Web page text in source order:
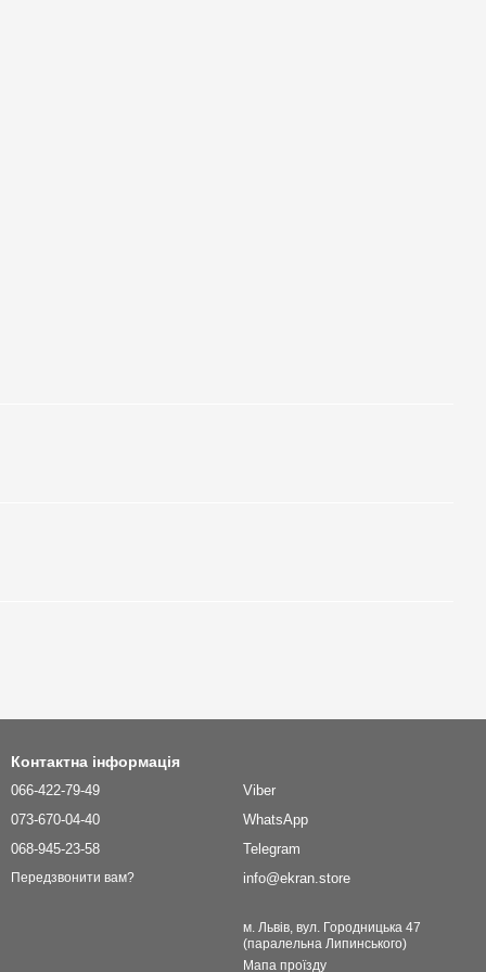
Контактна інформація
066-422-79-49
073-670-04-40
068-945-23-58
Передзвонити вам?
Viber
WhatsApp
Telegram
info@ekran.store
м. Львів, вул. Городницька 47
(паралельна Липинського)
Мапа проїзду